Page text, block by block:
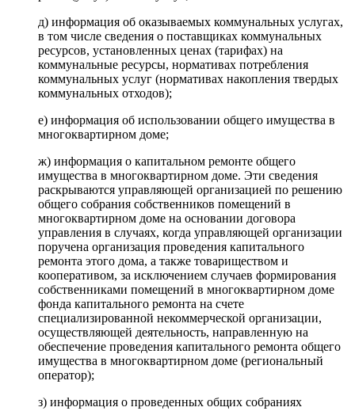
д) информация об оказываемых коммунальных услугах,
в том числе сведения о поставщиках коммунальных
ресурсов, установленных ценах (тарифах) на
коммунальные ресурсы, нормативах потребления
коммунальных услуг (нормативах накопления твердых
коммунальных отходов);
е) информация об использовании общего имущества в
многоквартирном доме;
ж) информация о капитальном ремонте общего
имущества в многоквартирном доме. Эти сведения
раскрываются управляющей организацией по решению
общего собрания собственников помещений в
многоквартирном доме на основании договора
управления в случаях, когда управляющей организации
поручена организация проведения капитального
ремонта этого дома, а также товариществом и
кооперативом, за исключением случаев формирования
собственниками помещений в многоквартирном доме
фонда капитального ремонта на счете
специализированной некоммерческой организации,
осуществляющей деятельность, направленную на
обеспечение проведения капитального ремонта общего
имущества в многоквартирном доме (региональный
оператор);
з) информация о проведенных общих собраниях